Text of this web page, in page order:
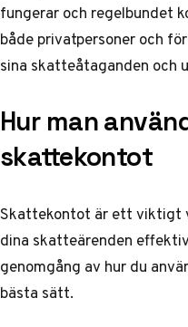
fungerar och regelbundet
både privatpersoner och
sina skatteåtaganden och
Hur man
skattekontot
Skattekontot är ett viktigt
dina skatteärenden
genomgång av hur du
bästa sätt.